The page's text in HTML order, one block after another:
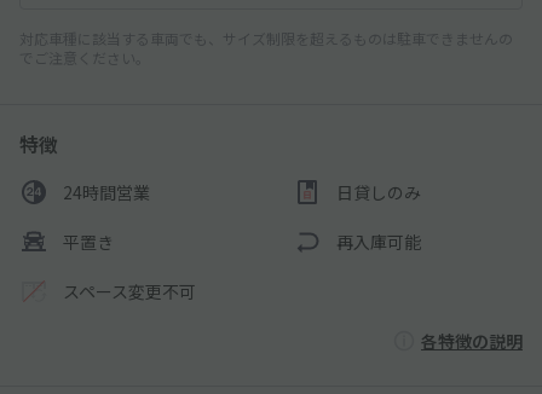
対応車種に該当する車両でも、サイズ制限を超えるものは駐車できませんの
でご注意ください。
特徴
24時間営業 日貸しのみ
平置き 再入庫可能
スペース変更不可
各特徴の説明